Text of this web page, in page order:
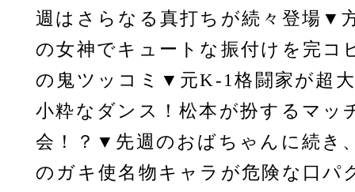
週はさらなる真打ちが続々登場▼
の女神でキュートな振付けを完コ
の鬼ツッコミ▼元K-1格闘家が超
小粋なダンス！松本が扮するマッ
会！？▼先週のおばちゃんに続き
のガキ使名物キャラが危険な口